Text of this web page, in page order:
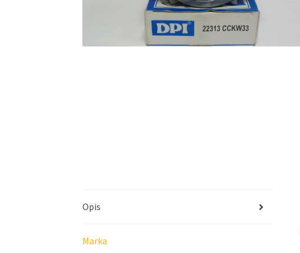
Opis
Marka